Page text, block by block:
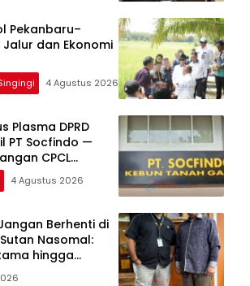
Pekanbaru–
dan Ekonomi
4 Agustus 2026
Plasma DPRD
PT Socfindo —
CPCL
4 Agustus 2026
Berhenti di
Nasomal:
hingga